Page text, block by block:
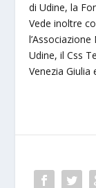
di Udine, la
Vede inoltre
Udine, il Css
Venezia Giulia